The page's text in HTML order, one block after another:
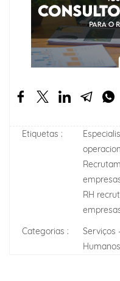
Etiquetas :
RH
Categorias :
Serviços
Humanos